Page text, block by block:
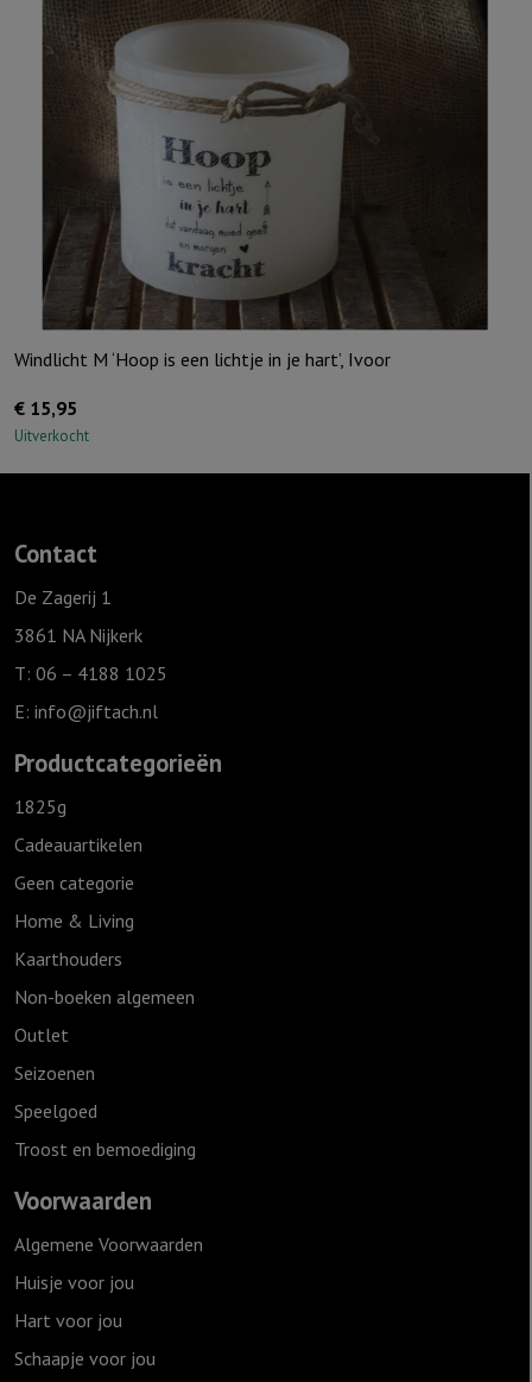
Windlicht M ‘Hoop is een lichtje in je hart’, Ivoor
€ 15,95
Uitverkocht
Contact
De Zagerij 1
3861 NA Nijkerk
T: 06 – 4188 1025
E: info@jiftach.nl
Productcategorieën
1825g
Cadeauartikelen
Geen categorie
Home & Living
Kaarthouders
Non-boeken algemeen
Outlet
Seizoenen
Speelgoed
Troost en bemoediging
Voorwaarden
Algemene Voorwaarden
Huisje voor jou
Hart voor jou
Schaapje voor jou